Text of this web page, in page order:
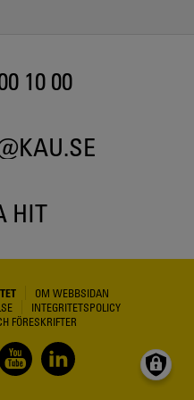
10 00
HIT
OM WEBBSIDAN
INTEGRITETSPOLICY
FÖRESKRIFTER